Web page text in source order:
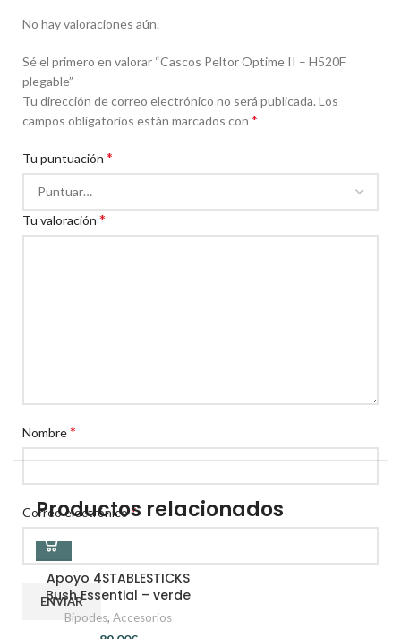
No hay valoraciones aún.
Sé el primero en valorar “Cascos Peltor Optime II – H520F
plegable”
Tu dirección de correo electrónico no será publicada. Los
campos obligatorios están marcados con *
Tu puntuación *
Tu valoración *
Nombre*
Correo electrónico*
Productos relacionados
Apoyo 4STABLESTICKS
Bush Essential – verde
Bípodes, Accesorios